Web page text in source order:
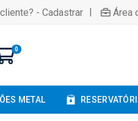
- Cadastrar | Área
0
METAL